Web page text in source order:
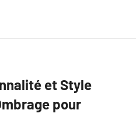
et Style
pour